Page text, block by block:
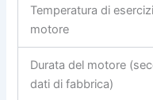
Temperatura di
motore
Durata del motore
dati di fabbrica)